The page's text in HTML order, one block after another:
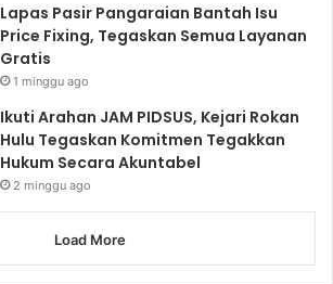
Lapas Pasir Pangaraian Bantah Isu
Price Fixing, Tegaskan Semua Layanan
Gratis
1 minggu ago
Ikuti Arahan JAM PIDSUS, Kejari Rokan
Hulu Tegaskan Komitmen Tegakkan
Hukum Secara Akuntabel
2 minggu ago
Load More